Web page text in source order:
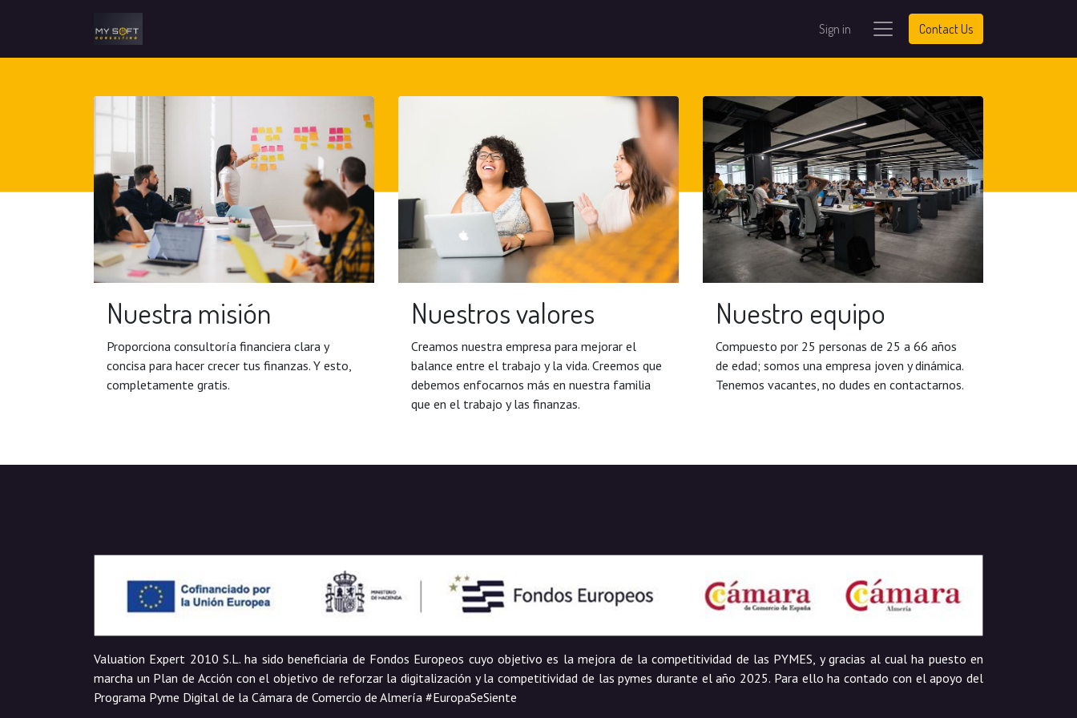
Sign in Contact Us
Nuestra misión
Proporciona consultoría financiera clara y
concisa para hacer crecer tus finanzas. Y esto,
completamente gratis.
Nuestros valores
Creamos nuestra empresa para mejorar el
balance entre el trabajo y la vida. Creemos que
debemos enfocarnos más en nuestra familia
que en el trabajo y las finanzas.
Nuestro equipo
Compuesto por 25 personas de 25 a 66 años
de edad; somos una empresa joven y dinámica.
Tenemos vacantes, no dudes en contactarnos.
Valuation Expert 2010 S.L. ha sido beneficiaria de Fondos Europeos cuyo objetivo es la mejora de la competitividad de las PYMES, y gracias al cual ha puesto en
marcha un Plan de Acción con el objetivo de reforzar la digitalización y la competitividad de las pymes durante el año 2025. Para ello ha contado con el apoyo del
Programa Pyme Digital de la Cámara de Comercio de Almería #EuropaSeSiente